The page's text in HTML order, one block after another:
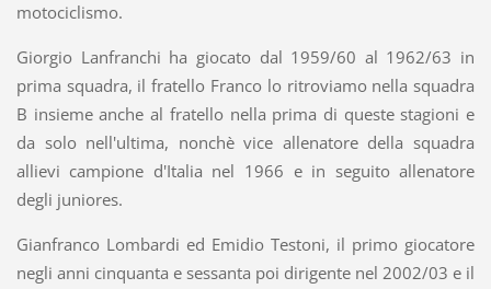
motociclismo.
Giorgio Lanfranchi ha giocato dal 1959/60 al 1962/63 in
prima squadra, il fratello Franco lo ritroviamo nella squadra
B insieme anche al fratello nella prima di queste stagioni e
da solo nell'ultima, nonchè vice allenatore della squadra
allievi campione d'Italia nel 1966 e in seguito allenatore
degli juniores.
Gianfranco Lombardi ed Emidio Testoni, il primo giocatore
negli anni cinquanta e sessanta poi dirigente nel 2002/03 e il